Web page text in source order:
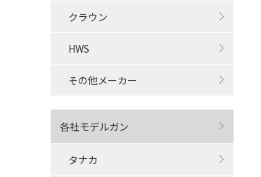
クラウン
HWS
その他メーカー
各社モデルガン
タナカ